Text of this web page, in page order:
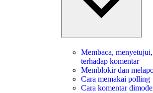
Membaca,
terhadap komentar
Memblokir dan
Cara memakai polling
Cara komentar